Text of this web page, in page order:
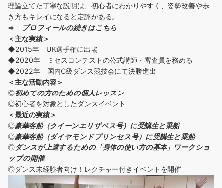
理論立てた丁寧な説明は、初心者にわかりやすく、姿勢改善や歩
き方もキレイになると定評がある。
⇒
プロフィールの続きはこちら
＜主な実績＞
◆2015年 UK選手権に出場
◆2020年 ミセスコンテストの公式講師・審査員を務める
◆2022年 国内C級ダンス競技会にて決勝進出
＜主な活動内容＞
◎初めての方のための個人レッスン
◎初心者を対象としたダンスイベント
＜最近の実績＞
◎豪華客船（クイーンエリザベス号）に受講生と乗船
◎豪華客船（ダイヤモンドプリンセス号）に受講生と乗船
◎ダンスが上達するための「身体の使い方の基本」ワークショ
ップの開催
◎ダンス未経験者向け！レクチャー付きイベントを開催